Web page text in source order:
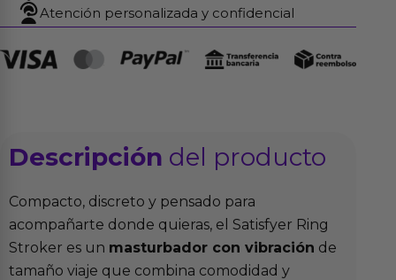
Atención personalizada y confidencial
Descripción del producto
Compacto, discreto y pensado para
acompañarte donde quieras, el Satisfyer Ring
Stroker es un masturbador con vibración de
tamaño viaje que combina comodidad y